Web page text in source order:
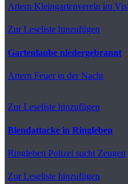
Artern Kleingartenverein im
Zur Leseliste hinzufügen
Gartenlaube niedergebrannt
Artern Feuer in der Nacht
Zur Leseliste hinzufügen
Blendattacke in Ringleben
Ringleben Polizei sucht Zeugen
Zur Leseliste hinzufügen